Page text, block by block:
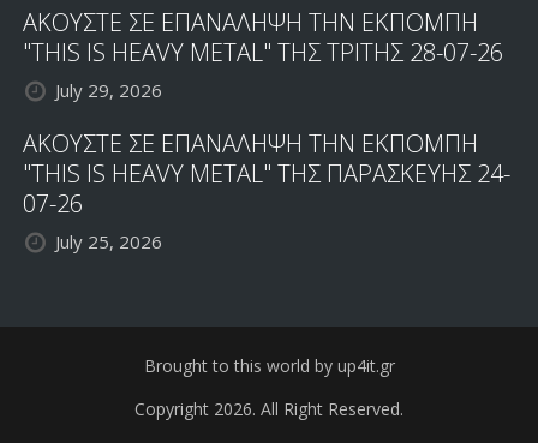
ΑΚΟΥΣΤΕ ΣΕ ΕΠΑΝΑΛΗΨΗ ΤΗΝ ΕΚΠΟΜΠΗ
"THIS IS HEAVY METAL" ΤΗΣ ΤΡΙΤΗΣ 28-07-26
July 29, 2026
ΑΚΟΥΣΤΕ ΣΕ ΕΠΑΝΑΛΗΨΗ ΤΗΝ ΕΚΠΟΜΠΗ
"THIS IS HEAVY METAL" ΤΗΣ ΠΑΡΑΣΚΕΥΗΣ 24-
07-26
July 25, 2026
Brought to this world by up4it.gr
Copyright 2026. All Right Reserved.